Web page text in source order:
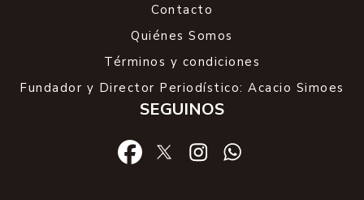
Contacto
Quiénes Somos
Términos y condiciones
Fundador y Director Periodístico: Acacio Simoes
SEGUINOS